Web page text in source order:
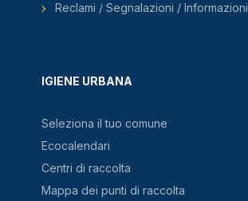
IGIENE URBANA
Seleziona il tuo comune
Ecocalendari
Centri di raccolta
Mappa dei punti di raccolta
Reclami / Segnalazioni / Informazioni